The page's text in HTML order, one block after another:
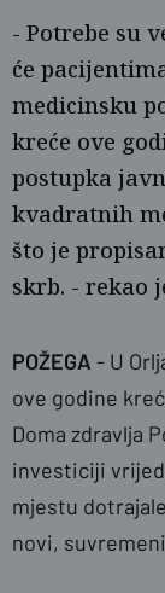
PSŽ
- Potrebe su
će
medicinsku
kreće ove
postupka
kvadratnih
što je
skrb. - rekao
POŽEGA - U
ove godine
Doma zdravlja
investiciji
mjestu
novi,